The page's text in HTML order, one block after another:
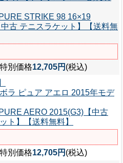
STRIKE 98 16×19
古 テニスラケット】【送料無
別価格12,705円 (税込)
ボラ ピュア アエロ 2015年モデ
AERO 2015(G3)【中古
ト】【送料無料】
別価格12,705円 (税込)